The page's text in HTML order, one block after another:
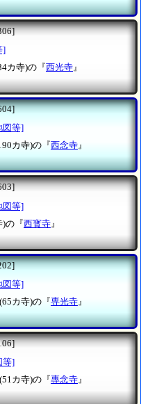
]
カ寺)の『西光寺』
図等]
カ寺)の『西念寺』
図等]
)の『西寳寺 』
図等]
カ寺)の『専光寺』
等]
カ寺)の『專念寺』